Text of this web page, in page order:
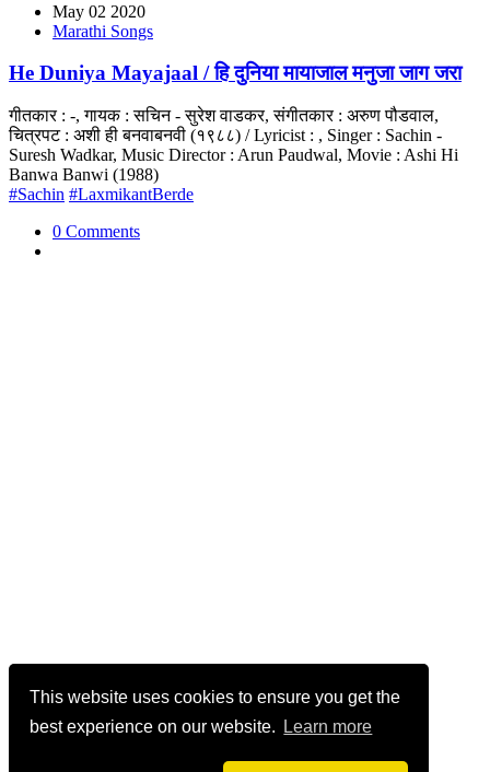
This website uses cookies to ensure you get the
best experience on our website.
Learn more
May 02 2020
Marathi Songs
He Duniya Mayajaal / हि दुनिया मायाजाल मनुजा जाग जरा
गीतकार : -, गायक : सचिन - सुरेश वाडकर, संगीतकार : अरुण पौडवाल,
चित्रपट : अशी ही बनवाबनवी (१९८८) / Lyricist : , Singer : Sachin -
Suresh Wadkar, Music Director : Arun Paudwal, Movie : Ashi Hi
Banwa Banwi (1988)
#Sachin #LaxmikantBerde
0 Comments